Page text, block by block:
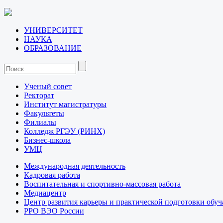
УНИВЕРСИТЕТ
НАУКА
ОБРАЗОВАНИЕ
Ученый совет
Ректорат
Институт магистратуры
Факультеты
Филиалы
Колледж РГЭУ (РИНХ)
Бизнес-школа
УМЦ
Международная деятельность
Кадровая работа
Воспитательная и спортивно-массовая работа
Медиацентр
Центр развития карьеры и практической подготовки
РРО ВЭО России